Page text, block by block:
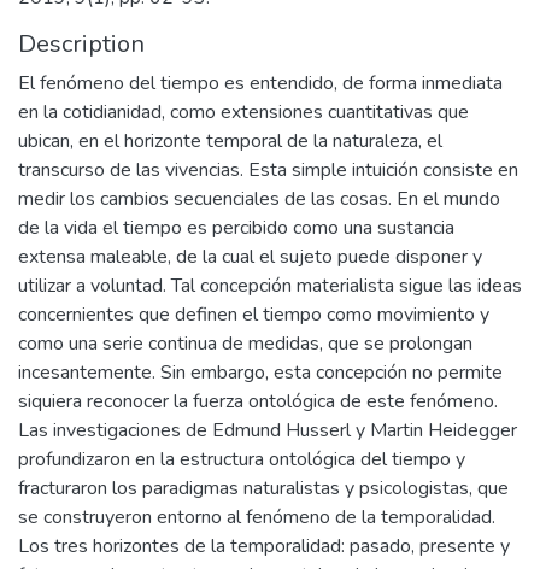
1853-5585
item.page.source
In Itinere: Revista Digital de Estudios Humanísticos, ene-jun
2019; 9(1); pp. 62-93.
Description
El fenómeno del tiempo es entendido, de forma inmediata
en la cotidianidad, como extensiones cuantitativas que
ubican, en el horizonte temporal de la naturaleza, el
transcurso de las vivencias. Esta simple intuición consiste en
medir los cambios secuenciales de las cosas. En el mundo
de la vida el tiempo es percibido como una sustancia
extensa maleable, de la cual el sujeto puede disponer y
utilizar a voluntad. Tal concepción materialista sigue las ideas
concernientes que definen el tiempo como movimiento y
como una serie continua de medidas, que se prolongan
incesantemente. Sin embargo, esta concepción no permite